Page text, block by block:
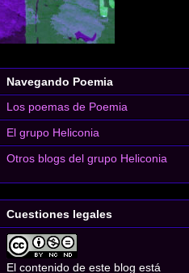
Navegando Poemia
Los poemas de Poemia
El grupo Heliconia
Otros blogs del grupo Heliconia
Cuestiones legales
El contenido de este blog está